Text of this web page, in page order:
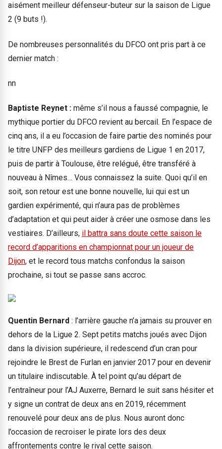
aisément meilleur défenseur-buteur sur la saison de Ligue
2 (9 buts !).
De nombreuses personnalités du DFCO ont pris part à ce
dernier match :
nn
Baptiste Reynet : même s’il nous a faussé compagnie, le
mythique portier du DFCO revient au bercail. En l’espace de
cinq ans, il a eu l’occasion de faire partie des nominés pour
le titre UNFP des meilleurs gardiens de Ligue 1 en 2017,
puis de partir à Toulouse, être relégué, être transféré à
nouveau à Nîmes… Vous connaissez la suite. Quoi qu’il en
soit, son retour est une bonne nouvelle, lui qui est un
gardien expérimenté, qui n’aura pas de problèmes
d’adaptation et qui peut aider à créer une osmose dans les
vestiaires. D’ailleurs, il battra sans doute cette saison le
record d’apparitions en championnat pour un joueur de
Dijon, et le record tous matchs confondus la saison
prochaine, si tout se passe sans accroc.
Quentin Bernard : l’arrière gauche n’a jamais su prouver en
dehors de la Ligue 2. Sept petits matchs joués avec Dijon
dans la division supérieure, il redescend d’un cran pour
rejoindre le Brest de Furlan en janvier 2017 pour en devenir
un titulaire indiscutable. À tel point qu’au départ de
l’entraîneur pour l’AJ Auxerre, Bernard le suit sans hésiter et
y signe un contrat de deux ans en 2019, récemment
renouvelé pour deux ans de plus. Nous auront donc
l’occasion de recroiser le pirate lors des deux
affrontements contre le rival cette saison.